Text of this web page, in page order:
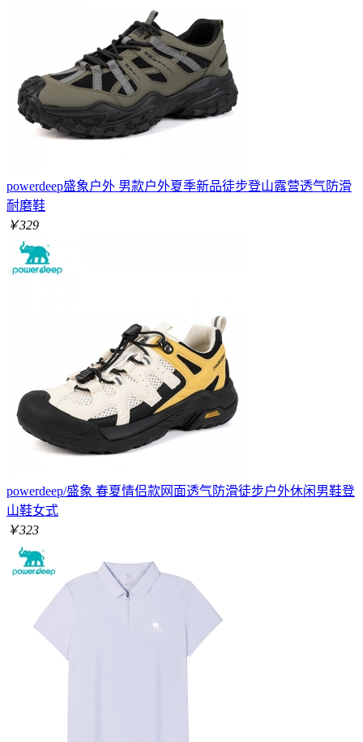
powerdeep盛象户外 男款户外夏季新品徒步登山露营透气防滑
耐磨鞋
￥329
powerdeep/盛象 春夏情侣款网面透气防滑徒步户外休闲男鞋登
山鞋女式
￥323